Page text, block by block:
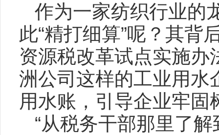
作为一家纺织行业的
此“精打细算”呢？其背
资源税改革试点实施办
洲公司这样的工业用水
用水账，引导企业牢
“从税务干部那里了